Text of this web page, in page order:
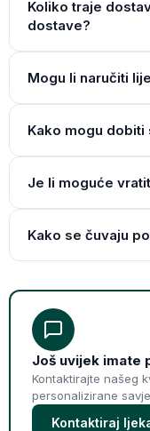
Koliko traje
dostave?
Mogu li naručiti
Kako mogu
Je li moguće
Kako se čuvaju
Još uvijek imate
Kontaktirajte našeg
personalizirane
Kontaktiraj